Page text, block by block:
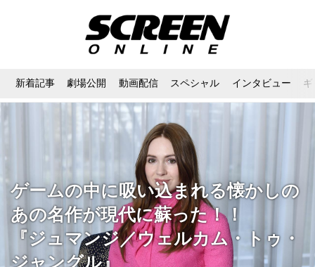
新着記事 劇場公開 動画配信 スペシャル インタビュー
ゲームの中に吸い込まれる懐かしの
あの名作が現代に蘇った！！
『ジュマンジ／ウェルカム・トゥ・
ジャングル』